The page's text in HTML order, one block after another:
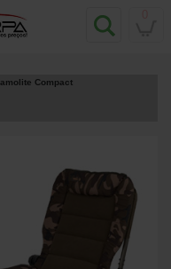
Compact